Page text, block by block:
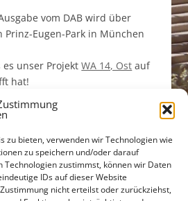
zu bieten, verwenden wir Technologien wie
zu speichern und/oder darauf
Technologien zustimmst, können wir Daten
IDs auf dieser Website
nicht erteilst oder zurückziehst,
vom DAB wird über
Eugen-Park in München
es unser ProjektWA 14, Ost auf
hat!